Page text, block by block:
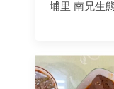
埔里 南兄生